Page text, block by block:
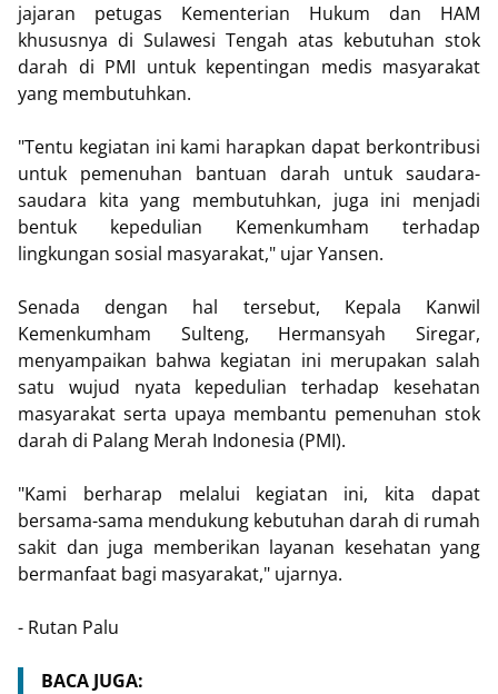
jajaran petugas Kementerian Hukum dan HAM
khususnya di Sulawesi Tengah atas kebutuhan stok
darah di PMI untuk kepentingan medis masyarakat
yang membutuhkan.
"Tentu kegiatan ini kami harapkan dapat berkontribusi
untuk pemenuhan bantuan darah untuk saudara-
saudara kita yang membutuhkan, juga ini menjadi
bentuk kepedulian Kemenkumham terhadap
lingkungan sosial masyarakat," ujar Yansen.
Senada dengan hal tersebut, Kepala Kanwil
Kemenkumham Sulteng, Hermansyah Siregar,
menyampaikan bahwa kegiatan ini merupakan salah
satu wujud nyata kepedulian terhadap kesehatan
masyarakat serta upaya membantu pemenuhan stok
darah di Palang Merah Indonesia (PMI).
"Kami berharap melalui kegiatan ini, kita dapat
bersama-sama mendukung kebutuhan darah di rumah
sakit dan juga memberikan layanan kesehatan yang
bermanfaat bagi masyarakat," ujarnya.
- Rutan Palu
BACA JUGA: